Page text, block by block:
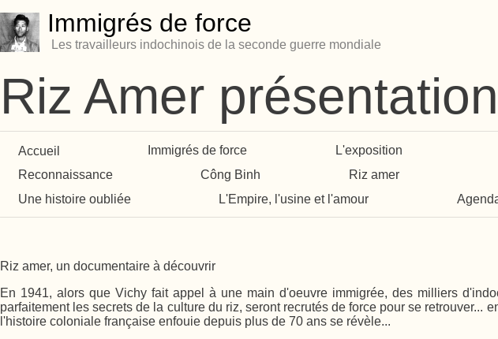
Immigrés de force
Les travailleurs indochinois de la seconde guerre mondiale
Riz Amer présentation
Accueil Immigrés de force
L'exposition
Reconnaissance
Công Binh
Riz amer
Une histoire oubliée
L'Empire, l'usine et l'amour
Riz amer, un documentaire à découvrir
En 1941, alors que Vichy fait appel à une main d'oeuvre immigrée, des milliers
parfaitement les secrets de la culture du riz, seront recrutés de force pour se retrouver...
l'histoire coloniale française enfouie depuis plus de 70 ans se révèle...